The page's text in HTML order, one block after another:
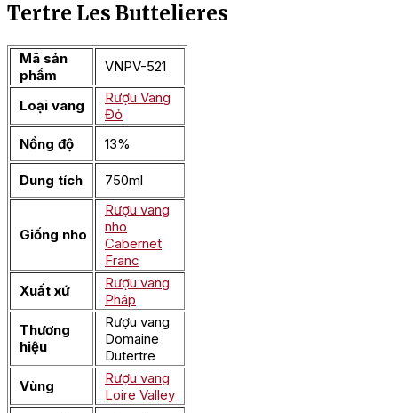
Tertre Les Buttelieres
Mã sản
phẩm
VNPV-521
Loại vang
Rượu Vang
Đỏ
Nồng độ
13%
Dung tích 750ml
Giống nho
Rượu vang
nho
Cabernet
Franc
Xuất xứ
Rượu vang
Pháp
Thương
hiệu
Rượu vang
Domaine
Dutertre
Vùng
Rượu vang
Loire Valley